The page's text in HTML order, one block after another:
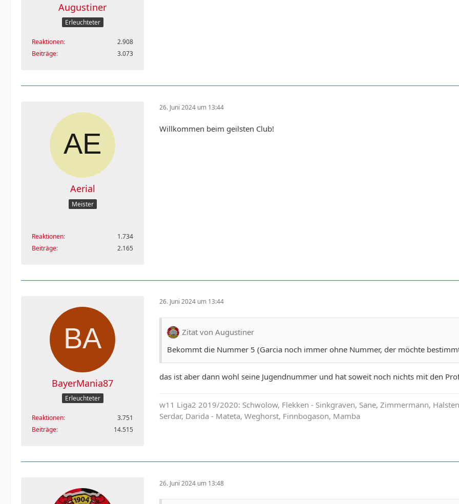
Augustiner
Erleuchteter
Reaktionen
2.908
Beiträge
3.073
Aerial
Meister
Reaktionen
1.734
Beiträge
2.165
26. Juni 2024 um 13:44
Willkommen beim geilsten Club!
BayerMania87
Erleuchteter
Reaktionen
3.751
Beiträge
14.515
26. Juni 2024 um 13:44
Zitat von Augustiner
Bekommt die Nummer 5 (Garcia noch immer ohne Nummer, der möchte
das ist aber dann wohl seine Jugendnummer und hat soweit noch nichts mit den
w11 Liga2 2019/2020: Schwolow, Flekken - Sinkgraven, Sane, Zimmermann,
Serdar, Darida - Mateta, Weghorst, Finnbogason, Mamba
26. Juni 2024 um 13:48